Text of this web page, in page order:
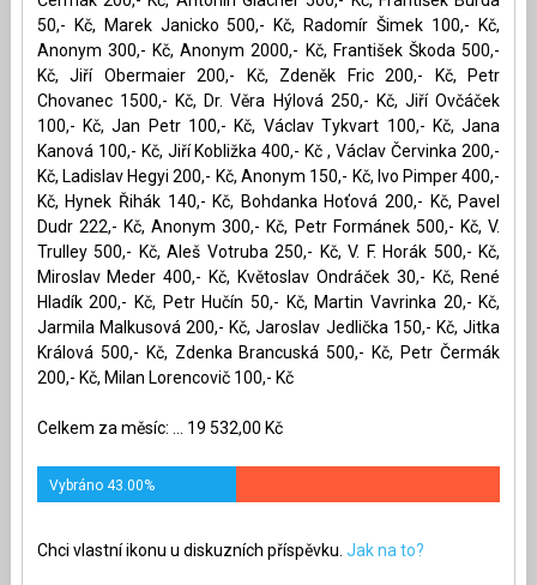
50,- Kč, Marek Janicko 500,- Kč, Radomír Šimek 100,- Kč,
Anonym 300,- Kč, Anonym 2000,- Kč, František Škoda 500,-
Kč, Jiří Obermaier 200,- Kč, Zdeněk Fric 200,- Kč, Petr
Chovanec 1500,- Kč, Dr. Věra Hýlová 250,- Kč, Jiří Ovčáček
100,- Kč, Jan Petr 100,- Kč, Václav Tykvart 100,- Kč, Jana
Kanová 100,- Kč, Jiří Kobližka 400,- Kč , Václav Červinka 200,-
Kč, Ladislav Hegyi 200,- Kč, Anonym 150,- Kč, Ivo Pimper 400,-
Kč, Hynek Řihák 140,- Kč, Bohdanka Hoťová 200,- Kč, Pavel
Dudr 222,- Kč, Anonym 300,- Kč, Petr Formánek 500,- Kč, V.
Trulley 500,- Kč, Aleš Votruba 250,- Kč, V. F. Horák 500,- Kč,
Miroslav Meder 400,- Kč, Květoslav Ondráček 30,- Kč, René
Hladík 200,- Kč, Petr Hučín 50,- Kč, Martin Vavrinka 20,- Kč,
Jarmila Malkusová 200,- Kč, Jaroslav Jedlička 150,- Kč, Jitka
Králová 500,- Kč, Zdenka Brancuská 500,- Kč, Petr Čermák
200,- Kč, Milan Lorencovič 100,- Kč
Celkem za měsíc: ... 19 532,00 Kč
Vybráno 43.00%
Chci vlastní ikonu u diskuzních příspěvku. Jak na to?